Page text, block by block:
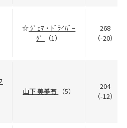
☆ｼﾞｪﾏ・ﾄﾞﾗｲﾊﾞｰ
ｸﾞ
（1）
268
（-20）
山下 美夢有 （5）
204
（-12）